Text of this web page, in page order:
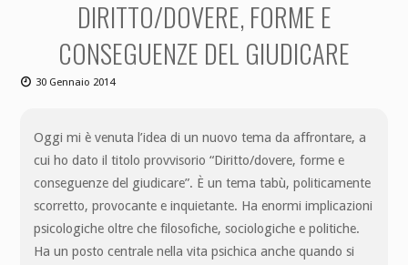
DIRITTO/DOVERE, FORME E
CONSEGUENZE DEL GIUDICARE
30 Gennaio 2014
Oggi mi è venuta l’idea di un nuovo tema da affrontare, a
cui ho dato il titolo provvisorio “Diritto/dovere, forme e
conseguenze del giudicare”. È un tema tabù, politicamente
scorretto, provocante e inquietante. Ha enormi implicazioni
psicologiche oltre che filosofiche, sociologiche e politiche.
Ha un posto centrale nella vita psichica anche quando si